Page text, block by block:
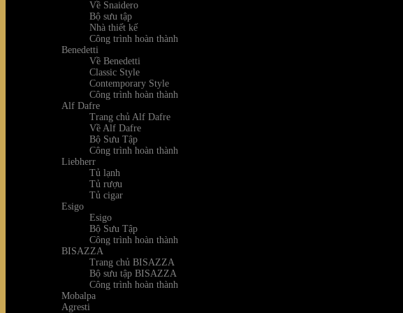
Về Snaidero
Bộ sưu tập
Nhà thiết kế
Công trình hoàn thành
Benedetti
Về Benedetti
Classic Style
Contemporary Style
Công trình hoàn thành
Alf Dafre
Trang chủ Alf Dafre
Về Alf Dafre
Bộ Sưu Tập
Công trình hoàn thành
Liebherr
Tủ lạnh
Tủ rượu
Tủ cigar
Esigo
Esigo
Bộ Sưu Tập
Công trình hoàn thành
BISAZZA
Trang chủ BISAZZA
Bộ sưu tập BISAZZA
Công trình hoàn thành
Mobalpa
Agresti